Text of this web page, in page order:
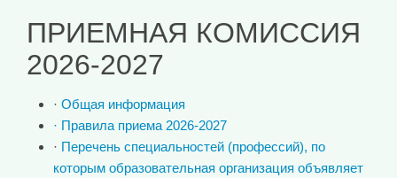
ПРИЕМНАЯ КОМИССИЯ
2026-2027
· Общая информация
· Правила приема 2026-2027
· Перечень специальностей (профессий), по
которым образовательная организация объявляет